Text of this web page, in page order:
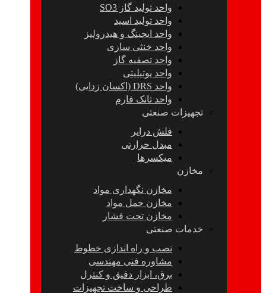
واحد تولید گاز SO3
واحد تولید اسید
واحد ایجینگ و هیدرولیز
واحد خنثی سازی
واحد تصفیه گاز
واحد یوتیلیتی
واحد DRS (اکسان زدایی)
واحد تانک فارم
تجهیزات صنعتی
فلش درایر
مبدل حرارتی
میکسرها
مخازن
مخازن نگهداری مواد
مخازن حمل مواد
مخازن تحت فشار
خدمات صنعتی
نصب و راه اندازی خطوط
مشاوره فنی مهندسی
برق، ابزار دقیق و کنترل
طراحی و ساخت تجهیزات